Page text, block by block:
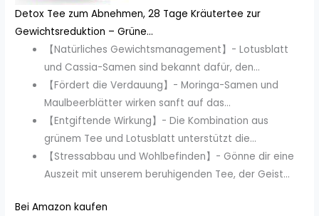
Detox Tee zum Abnehmen, 28 Tage Kräutertee zur
Gewichtsreduktion – Grüne...
【Natürliches Gewichtsmanagement】- Lotusblatt
und Cassia-Samen sind bekannt dafür, den...
【Fördert die Verdauung】- Moringa-Samen und
Maulbeerblätter wirken sanft auf das...
【Entgiftende Wirkung】- Die Kombination aus
grünem Tee und Lotusblatt unterstützt die...
【Stressabbau und Wohlbefinden】- Gönne dir eine
Auszeit mit unserem beruhigenden Tee, der Geist...
Bei Amazon kaufen